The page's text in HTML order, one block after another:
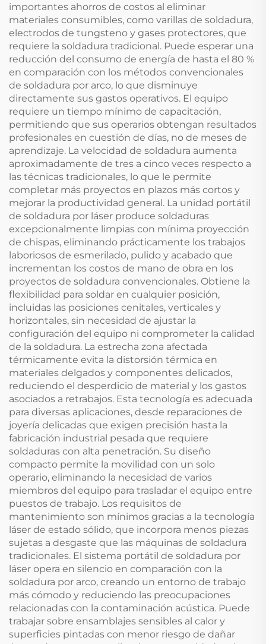
importantes ahorros de costos al eliminar
materiales consumibles, como varillas de soldadura,
electrodos de tungsteno y gases protectores, que
requiere la soldadura tradicional. Puede esperar una
reducción del consumo de energía de hasta el 80 %
en comparación con los métodos convencionales
de soldadura por arco, lo que disminuye
directamente sus gastos operativos. El equipo
requiere un tiempo mínimo de capacitación,
permitiendo que sus operarios obtengan resultados
profesionales en cuestión de días, no de meses de
aprendizaje. La velocidad de soldadura aumenta
aproximadamente de tres a cinco veces respecto a
las técnicas tradicionales, lo que le permite
completar más proyectos en plazos más cortos y
mejorar la productividad general. La unidad portátil
de soldadura por láser produce soldaduras
excepcionalmente limpias con mínima proyección
de chispas, eliminando prácticamente los trabajos
laboriosos de esmerilado, pulido y acabado que
incrementan los costos de mano de obra en los
proyectos de soldadura convencionales. Obtiene la
flexibilidad para soldar en cualquier posición,
incluidas las posiciones cenitales, verticales y
horizontales, sin necesidad de ajustar la
configuración del equipo ni comprometer la calidad
de la soldadura. La estrecha zona afectada
térmicamente evita la distorsión térmica en
materiales delgados y componentes delicados,
reduciendo el desperdicio de material y los gastos
asociados a retrabajos. Esta tecnología es adecuada
para diversas aplicaciones, desde reparaciones de
joyería delicadas que exigen precisión hasta la
fabricación industrial pesada que requiere
soldaduras con alta penetración. Su diseño
compacto permite la movilidad con un solo
operario, eliminando la necesidad de varios
miembros del equipo para trasladar el equipo entre
puestos de trabajo. Los requisitos de
mantenimiento son mínimos gracias a la tecnología
láser de estado sólido, que incorpora menos piezas
sujetas a desgaste que las máquinas de soldadura
tradicionales. El sistema portátil de soldadura por
láser opera en silencio en comparación con la
soldadura por arco, creando un entorno de trabajo
más cómodo y reduciendo las preocupaciones
relacionadas con la contaminación acústica. Puede
trabajar sobre ensamblajes sensibles al calor y
superficies pintadas con menor riesgo de dañar